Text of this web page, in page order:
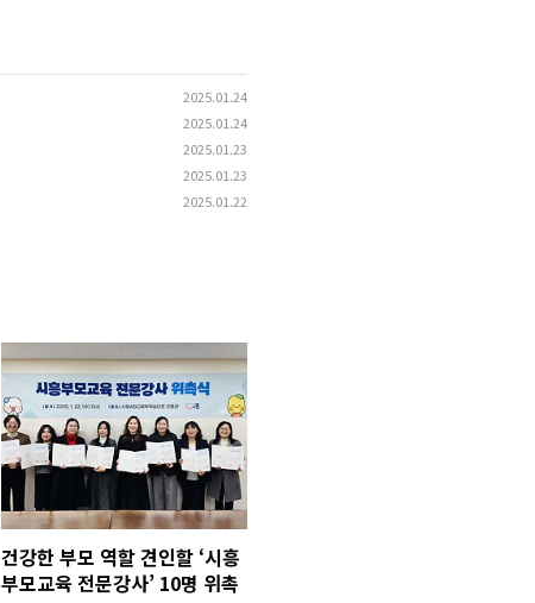
2025.01.24
2025.01.24
2025.01.23
2025.01.23
2025.01.22
건강한 부모 역할 견인할 ‘시흥
부모교육 전문강사’ 10명 위촉